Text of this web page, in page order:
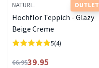
OUTLET
NATURL.
Hochflor Teppich - Glazy
Beige Creme
5(4)
66.9539.95